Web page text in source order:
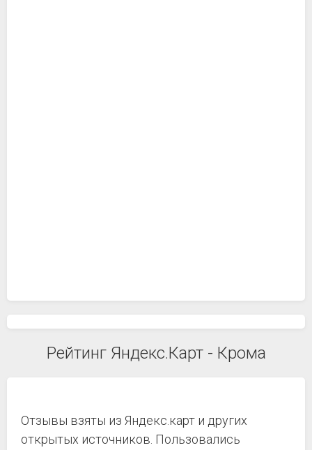
Рейтинг Яндекс.Карт - Крома
Отзывы взяты из Яндекс.карт и других
открытых источников. Пользовались